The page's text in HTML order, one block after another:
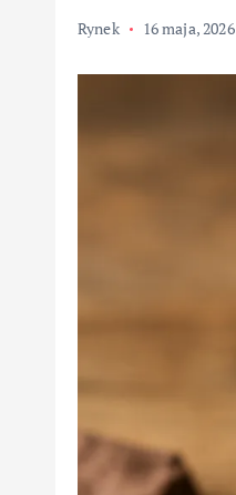
Rynek 16 maja, 2026